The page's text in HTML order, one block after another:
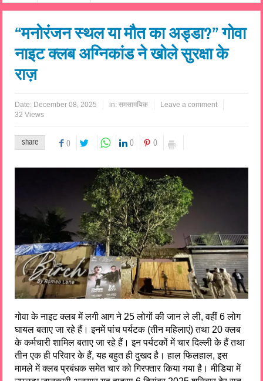
“मनोरंजन स्थल या मौत का अड्डा?” गोवा
नाइट क्लब अग्निकांड ने खोले सुरक्षा के
राज़
Date: December 08, 2025 in:समसामयिक
Leave a comment
32 Views
share 0 0 0
गोवा के नाइट क्लब में लगी आग ने 25 लोगों की जान ले ली, वहीं 6 लोग
घायल बताए जा रहे हैं। इनमें पांच पर्यटक (तीन महिलाएं) तथा 20 क्लब
के कर्मचारी शामिल बताए जा रहे हैं। इन पर्यटकों में चार दिल्ली के हैं तथा
तीन एक ही परिवार के हैं, यह बहुत ही दुखद है। हाल फिलहाल, इस
मामले में क्लब प्रबंधक समेत चार को गिरफ्तार किया गया है। मीडिया में